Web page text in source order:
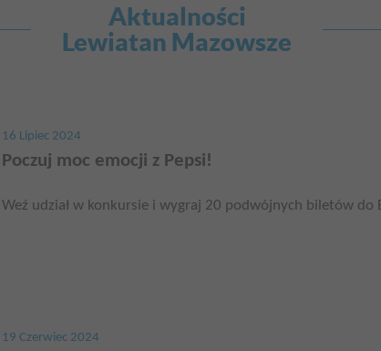
Aktualności
Lewiatan Mazowsze
16 Lipiec 2024
Poczuj moc emocji z Pepsi!
Weź udział w konkursie i wygraj 20 podwójnych biletów do
19 Czerwiec 2024